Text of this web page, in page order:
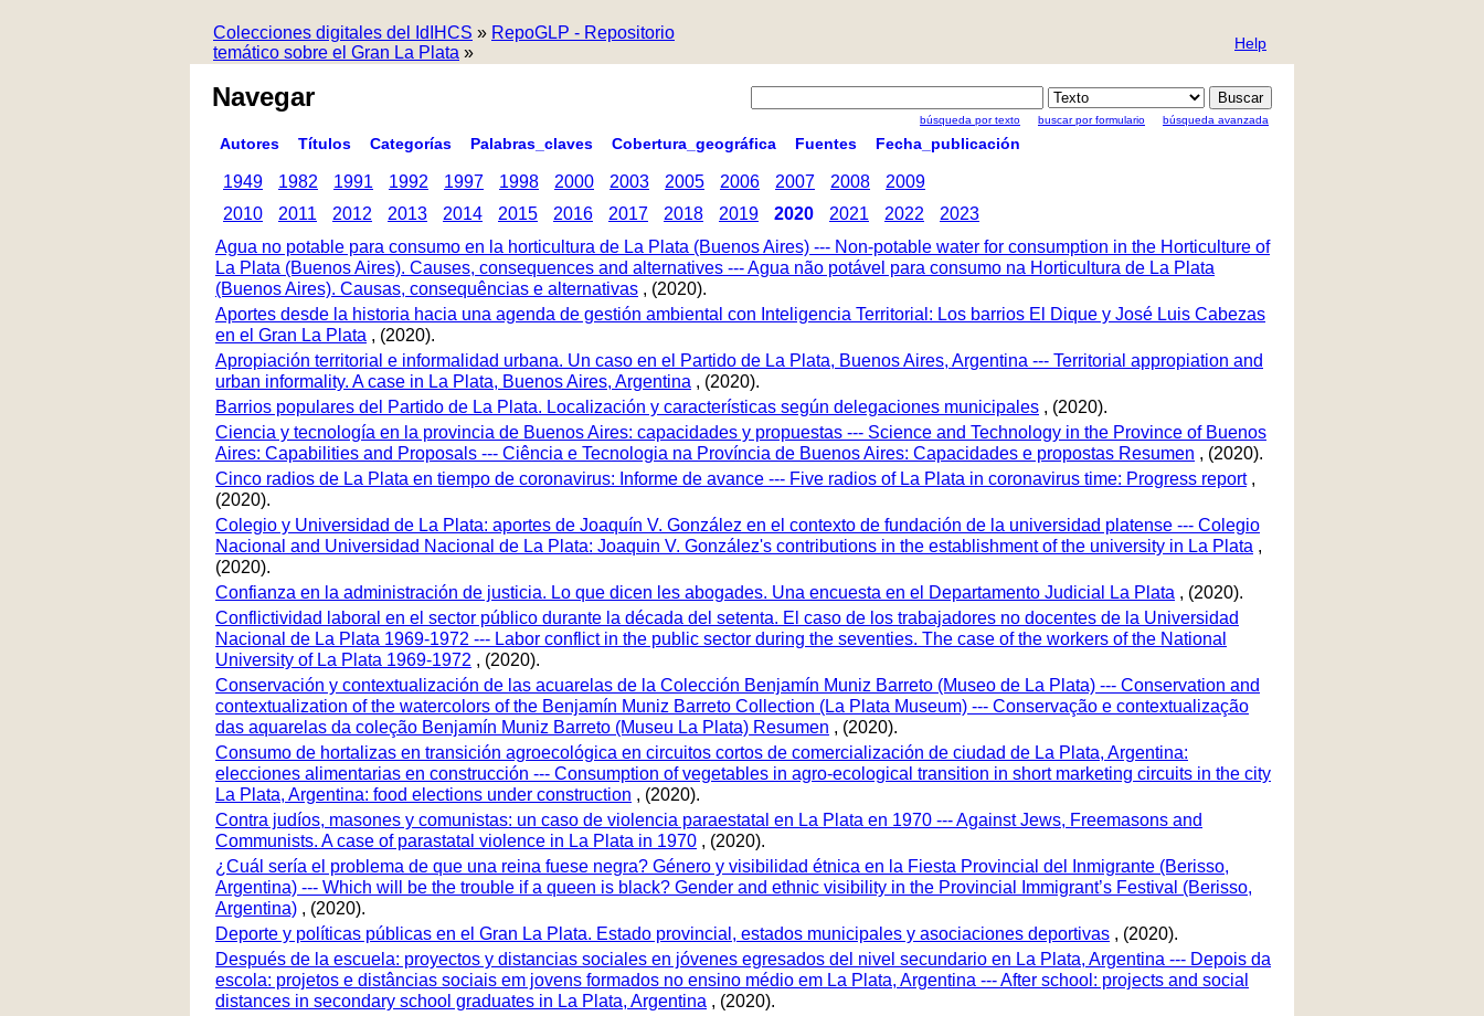
Colecciones digitales del IdIHCS » RepoGLP - Repositorio
temático sobre el Gran La Plata » Help
Navegar
búsqueda por texto buscar por formulario búsqueda avanzada
Autores Títulos Categorías Palabras_claves Cobertura_geográfica Fuentes Fecha_publicación
1949 1982 1991 1992 1997 1998 2000 2003 2005 2006 2007 2008
2009
2010
2011 2012 2013 2014 2015 2016 2017 2018 2019 2020 2021 2022
2023
Agua no potable para consumo en la horticultura de La Plata (Buenos Aires) --- Non-potable water for consumption in the Horticulture of
La Plata (Buenos Aires). Causes, consequences and alternatives --- Agua não potável para consumo na Horticultura de La Plata
(Buenos Aires). Causas, consequências e alternativas , (2020).
Aportes desde la historia hacia una agenda de gestión ambiental con Inteligencia Territorial: Los barrios El Dique y José Luis Cabezas
en el Gran La Plata , (2020).
Apropiación territorial e informalidad urbana. Un caso en el Partido de La Plata, Buenos Aires, Argentina --- Territorial appropiation and
urban informality. A case in La Plata, Buenos Aires, Argentina , (2020).
Barrios populares del Partido de La Plata. Localización y características según delegaciones municipales , (2020).
Ciencia y tecnología en la provincia de Buenos Aires: capacidades y propuestas --- Science and Technology in the Province of Buenos
Aires: Capabilities and Proposals --- Ciência e Tecnologia na Província de Buenos Aires: Capacidades e propostas Resumen , (2020).
Cinco radios de La Plata en tiempo de coronavirus: Informe de avance --- Five radios of La Plata in coronavirus time: Progress report,
(2020).
Colegio y Universidad de La Plata: aportes de Joaquín V. González en el contexto de fundación de la universidad platense --- Colegio
Nacional and Universidad Nacional de La Plata: Joaquin V. González's contributions in the establishment of the university in La Plata ,
(2020).
Confianza en la administración de justicia. Lo que dicen les abogades. Una encuesta en el Departamento Judicial La Plata , (2020).
Conflictividad laboral en el sector público durante la década del setenta. El caso de los trabajadores no docentes de la Universidad
Nacional de La Plata 1969-1972 --- Labor conflict in the public sector during the seventies. The case of the workers of the National
University of La Plata 1969-1972 , (2020).
Conservación y contextualización de las acuarelas de la Colección Benjamín Muniz Barreto (Museo de La Plata) --- Conservation and
contextualization of the watercolors of the Benjamín Muniz Barreto Collection (La Plata Museum) --- Conservação e contextualização
das aquarelas da coleção Benjamín Muniz Barreto (Museu La Plata) Resumen , (2020).
Consumo de hortalizas en transición agroecológica en circuitos cortos de comercialización de ciudad de La Plata, Argentina:
elecciones alimentarias en construcción --- Consumption of vegetables in agro-ecological transition in short marketing circuits in the city
La Plata, Argentina: food elections under construction , (2020).
Contra judíos, masones y comunistas: un caso de violencia paraestatal en La Plata en 1970 --- Against Jews, Freemasons and
Communists. A case of parastatal violence in La Plata in 1970 , (2020).
¿Cuál sería el problema de que una reina fuese negra? Género y visibilidad étnica en la Fiesta Provincial del Inmigrante (Berisso,
Argentina) --- Which will be the trouble if a queen is black? Gender and ethnic visibility in the Provincial Immigrant’s Festival (Berisso,
Argentina) , (2020).
Deporte y políticas públicas en el Gran La Plata. Estado provincial, estados municipales y asociaciones deportivas , (2020).
Después de la escuela: proyectos y distancias sociales en jóvenes egresados del nivel secundario en La Plata, Argentina --- Depois da
escola: projetos e distâncias sociais em jovens formados no ensino médio em La Plata, Argentina --- After school: projects and social
distances in secondary school graduates in La Plata, Argentina , (2020).